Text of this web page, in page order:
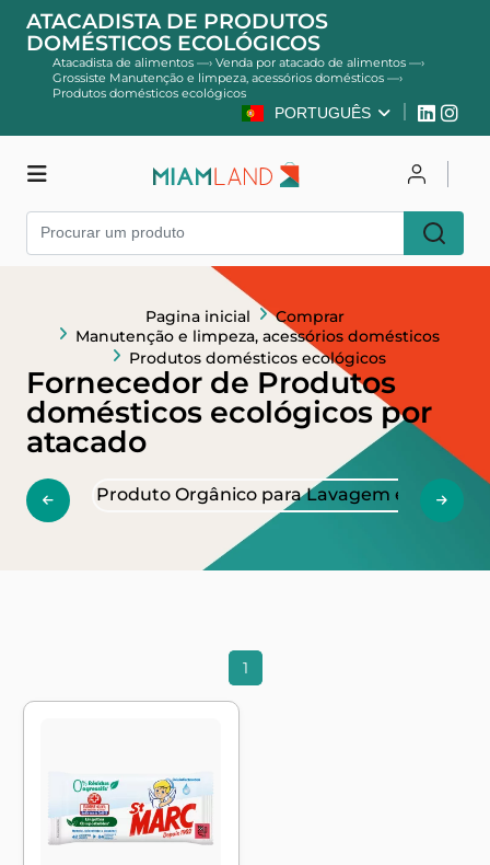
ATACADISTA DE PRODUTOS
DOMÉSTICOS ECOLÓGICOS
Atacadista de alimentos —› Venda por atacado de alimentos —›
Grossiste Manutenção e limpeza, acessórios domésticos —›
Produtos domésticos ecológicos
PORTUGUÊS
Pagina inicial
Comprar
Manutenção e limpeza, acessórios domésticos
Produtos domésticos ecológicos
Fornecedor de Produtos
domésticos ecológicos por
atacado
Produto Orgânico para Lavagem e
1